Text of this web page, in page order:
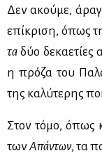
Δεν ακού­με,
επί­κρι­ση, όπως
τα δύο δε­κα­ε­τί­ες
η πρό­ζα του
της κα­λύ­τε­ρης
Στον τό­μο, όπως
των Απά­ντων, τα